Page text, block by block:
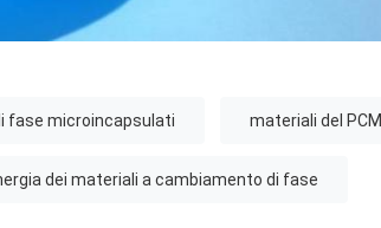
fase microincapsulati materiali del PCM
dei materiali a cambiamento di fase